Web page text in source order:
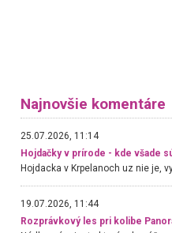
Najnovšie komentáre
25.07.2026, 11:14
Hojdačky v prírode - kde všade
19.07.2026, 11:44
Rozprávkový les pri kolibe